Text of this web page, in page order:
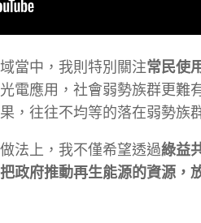
當中，我則特別關注常民使
電應用，社會弱勢族群更
，往往不均等的落在弱勢族
法上，我不僅希望透過綠益
把政府推動再生能源的資源，